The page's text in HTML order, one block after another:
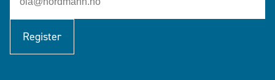
Register